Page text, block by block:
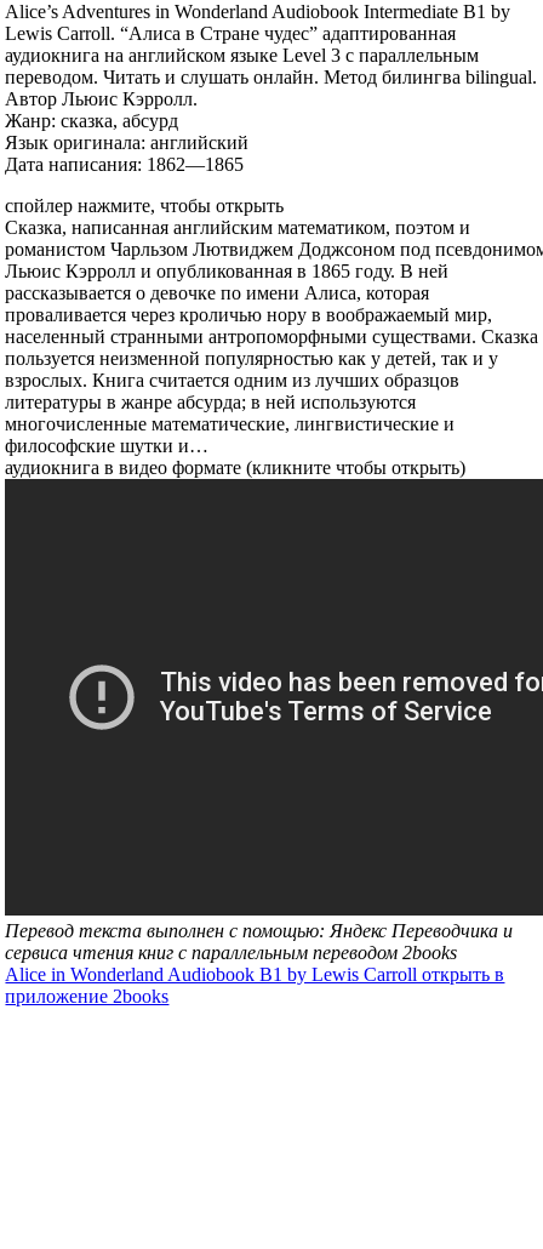
Alice’s Adventures in Wonderland Audiobook Intermediate B1 by
Lewis Carroll. “Алиса в Стране чудес” адаптированная
аудиокнига на английском языке Level 3 с параллельным
переводом. Читать и слушать онлайн. Метод билингва bilingual.
Автор Льюис Кэрролл.
Жанр: сказка, абсурд
Язык оригинала: английский
Дата написания: 1862—1865
спойлер нажмите, чтобы открыть
Сказка, написанная английским математиком, поэтом и
романистом Чарльзом Лютвиджем Доджсоном под
Льюис Кэрролл и опубликованная в 1865 году. В ней
рассказывается о девочке по имени Алиса, которая
проваливается через кроличью нору в воображаемый мир,
населенный странными антропоморфными существами. Сказка
пользуется неизменной популярностью как у детей, так и у
взрослых. Книга считается одним из лучших образцов
литературы в жанре абсурда; в ней используются
многочисленные математические, лингвистические и
философские шутки и…
аудиокнига в видео формате (кликните чтобы открыть)
Перевод текста выполнен с помощью: Яндекс Переводчика и
сервиса чтения книг с параллельным переводом 2books
Alice in Wonderland Audiobook B1 by Lewis Carroll открыть в
приложение 2books